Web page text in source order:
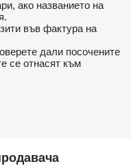
ако названието на
във фактура на
дали посочените
се отнасят към